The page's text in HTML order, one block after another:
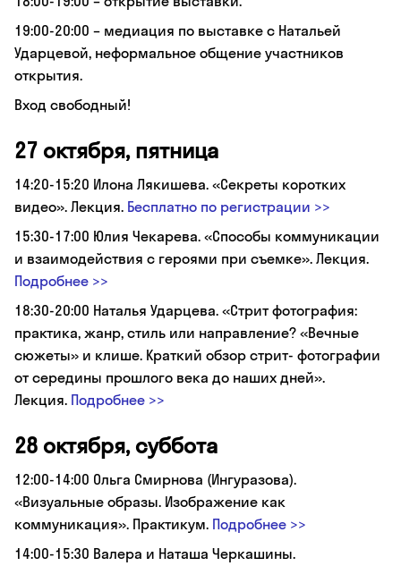
19:00-20:00 – медиация по выставке c Натальей
Ударцевой, неформальное общение участников
открытия.
Вход свободный!
27 октября, пятница
14:20-15:20 Илона Лякишева. «Секреты коротких
видео». Лекция. Бесплатно по регистрации >>
15:30-17:00 Юлия Чекарева. «Способы коммуникации
и взаимодействия с героями при съемке». Лекция.
Подробнее >>
18:30-20:00 Наталья Ударцева. «Стрит фотография:
практика, жанр, стиль или направление? «Вечные
сюжеты» и клише. Краткий обзор стрит- фотографии
от середины прошлого века до наших дней».
Лекция. Подробнее >>
28 октября, суббота
12:00-14:00 Ольга Смирнова (Ингуразова).
«Визуальные образы. Изображение как
коммуникация». Практикум. Подробнее >>
14:00-15:30 Валера и Наташа Черкашины.